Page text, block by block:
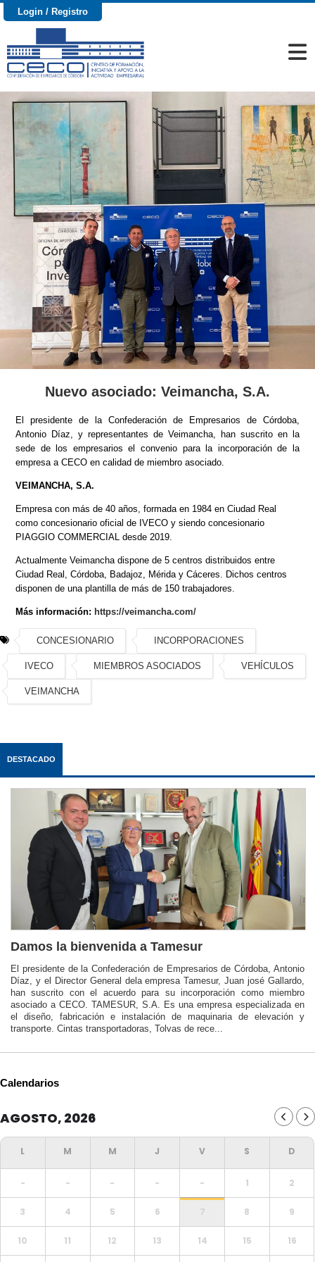
Login / Registro
Nuevo asociado: Veimancha, S.A.
El presidente de la Confederación de Empresarios de Córdoba,
Antonio Díaz, y representantes de Veimancha, han suscrito en la
sede de los empresarios el convenio para la incorporación de la
empresa a CECO en calidad de miembro asociado.
VEIMANCHA, S.A.
Empresa con más de 40 años, formada en 1984 en Ciudad Real
como concesionario oficial de IVECO y siendo concesionario
PIAGGIO COMMERCIAL desde 2019.
Actualmente Veimancha dispone de 5 centros distribuidos entre
Ciudad Real, Córdoba, Badajoz, Mérida y Cáceres. Dichos centros
disponen de una plantilla de más de 150 trabajadores.
Más información: https://veimancha.com/
CONCESIONARIO INCORPORACIONES
IVECO MIEMBROS ASOCIADOS VEHÍCULOS
VEIMANCHA
DESTACADO
Damos la bienvenida a Tamesur
El presidente de la Confederación de Empresarios de Córdoba, Antonio
Díaz, y el Director General dela empresa Tamesur, Juan josé Gallardo,
han suscrito con el acuerdo para su incorporación como miembro
asociado a CECO. TAMESUR, S.A. Es una empresa especializada en
el diseño, fabricación e instalación de maquinaria de elevación y
transporte. Cintas transportadoras, Tolvas de rece...
Calendarios
AGOSTO, 2026
- - - - - 1 2
3 4 5 6 7 8 9
10 11 12 13 14 15 16